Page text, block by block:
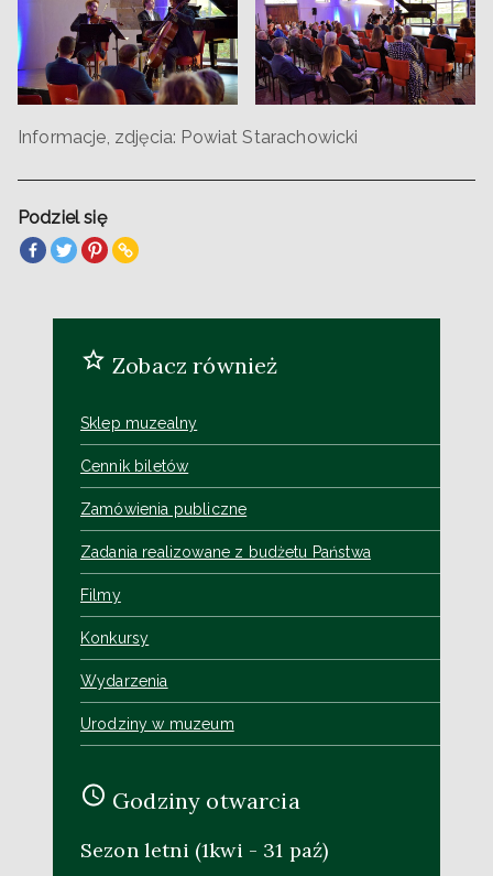
Informacje, zdjęcia: Powiat Starachowicki
Podziel się
Zobacz również
Sklep muzealny
Cennik biletów
Zamówienia publiczne
Zadania realizowane z budżetu Państwa
Filmy
Konkursy
Wydarzenia
Urodziny w muzeum
Godziny otwarcia
Sezon letni (1kwi - 31 paź)